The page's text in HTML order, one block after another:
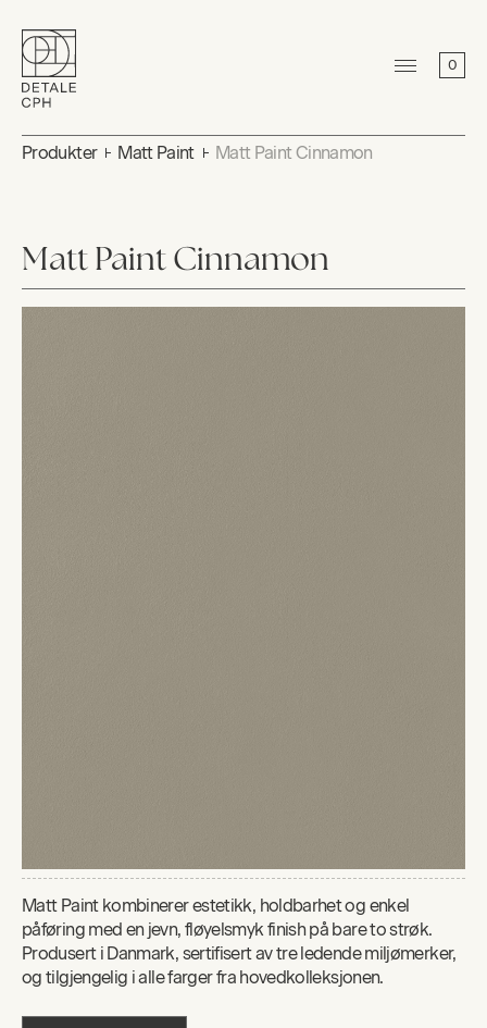
0
Produkter Matt Paint Matt Paint Cinnamon
Matt Paint Cinnamon
Matt Paint kombinerer estetikk, holdbarhet og enkel
påføring med en jevn, fløyelsmyk finish på bare to strøk.
Produsert i Danmark, sertifisert av tre ledende miljømerker,
og tilgjengelig i alle farger fra hovedkolleksjonen.